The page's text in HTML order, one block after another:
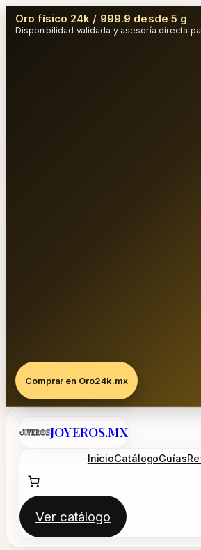
Oro físico 24k / 999.9 desde 5 g
Disponibilidad validada y asesoría directa
Comprar en Oro24k.mx
Saltar
JOYEROS.MX
InicioCatálogoGuías
Ver catálogo